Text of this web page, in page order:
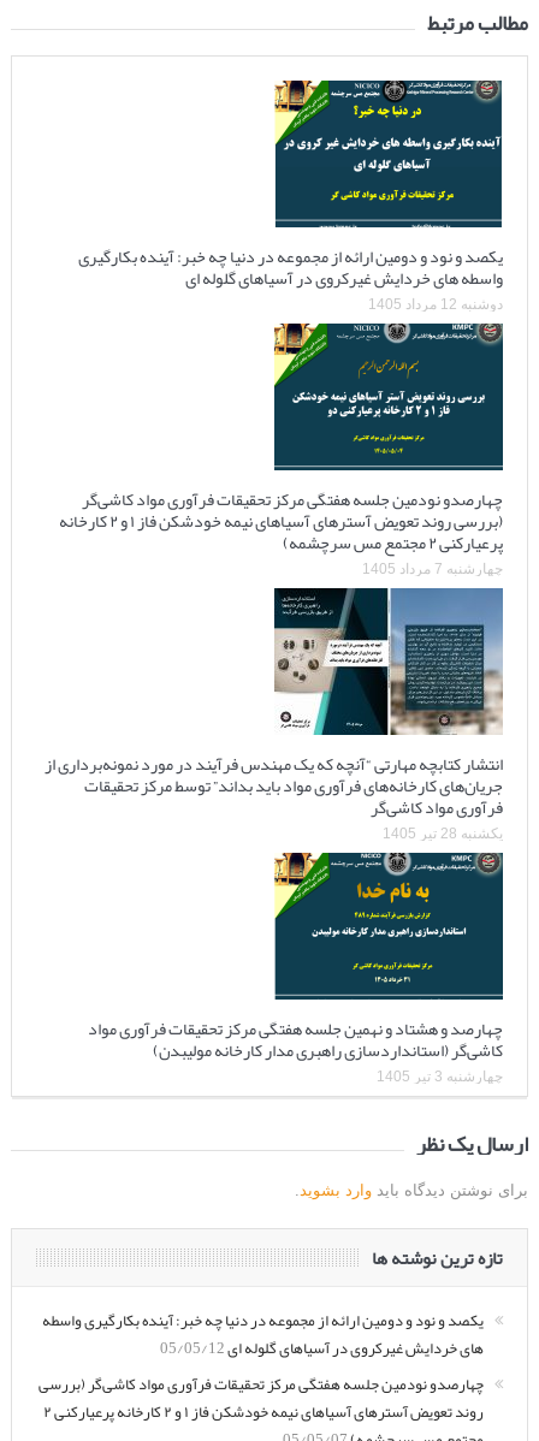
مطالب مرتبط
یکصد و نود و دومین ارائه از مجموعه در دنیا چه خبر: آینده بکارگیری
واسطه های خردایش غیرکروی در آسیاهای گلوله ای
دوشنبه 12 مرداد 1405
چهارصدو نودمین جلسه هفتگی مرکز تحقیقات فرآوری مواد کاشی‌گر
(بررسی روند تعویض آسترهای آسیاهای نیمه خودشکن فاز ۱ و ۲ کارخانه
پرعیارکنی ۲ مجتمع مس سرچشمه)
چهارشنبه 7 مرداد 1405
انتشار کتابچه مهارتی “آنچه که یک مهندس فرآیند در مورد نمونه‌برداری از
جریان‌های کارخانه‌های فرآوری مواد باید بداند” توسط مرکز تحقیقات
فرآوری مواد کاشی‌گر
یکشنبه 28 تیر 1405
چهارصد و هشتاد و نهمین جلسه هفتگی مرکز تحقیقات فرآوری مواد
کاشی‌گر (استانداردسازی راهبری مدار کارخانه مولیبدن)
چهارشنبه 3 تیر 1405
ارسال یک نظر
برای نوشتن دیدگاه باید وارد بشوید.
تازه ترین نوشته ها
یکصد و نود و دومین ارائه از مجموعه در دنیا چه خبر: آینده بکارگیری واسطه
های خردایش غیرکروی در آسیاهای گلوله ای05/05/12
چهارصدو نودمین جلسه هفتگی مرکز تحقیقات فرآوری مواد کاشی‌گر (بررسی
روند تعویض آسترهای آسیاهای نیمه خودشکن فاز ۱ و ۲ کارخانه پرعیارکنی ۲